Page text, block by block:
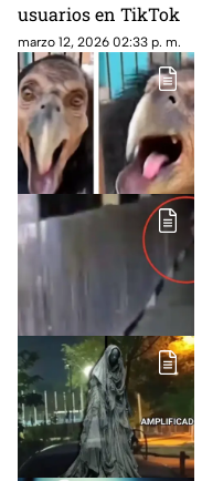
usuarios en TikTok
marzo 12, 2026 02:33 p. m.